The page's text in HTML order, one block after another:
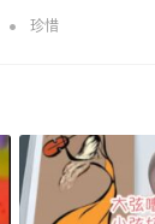
• 珍惜